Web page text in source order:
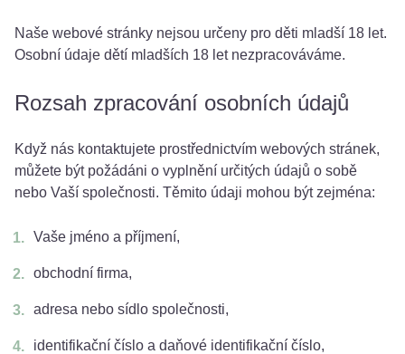
Naše webové stránky nejsou určeny pro děti mladší 18 let.
Osobní údaje dětí mladších 18 let nezpracováváme.
Rozsah zpracování osobních údajů
Když nás kontaktujete prostřednictvím webových stránek,
můžete být požádáni o vyplnění určitých údajů o sobě
nebo Vaší společnosti. Těmito údaji mohou být zejména:
Vaše jméno a příjmení,
obchodní firma,
adresa nebo sídlo společnosti,
identifikační číslo a daňové identifikační číslo,